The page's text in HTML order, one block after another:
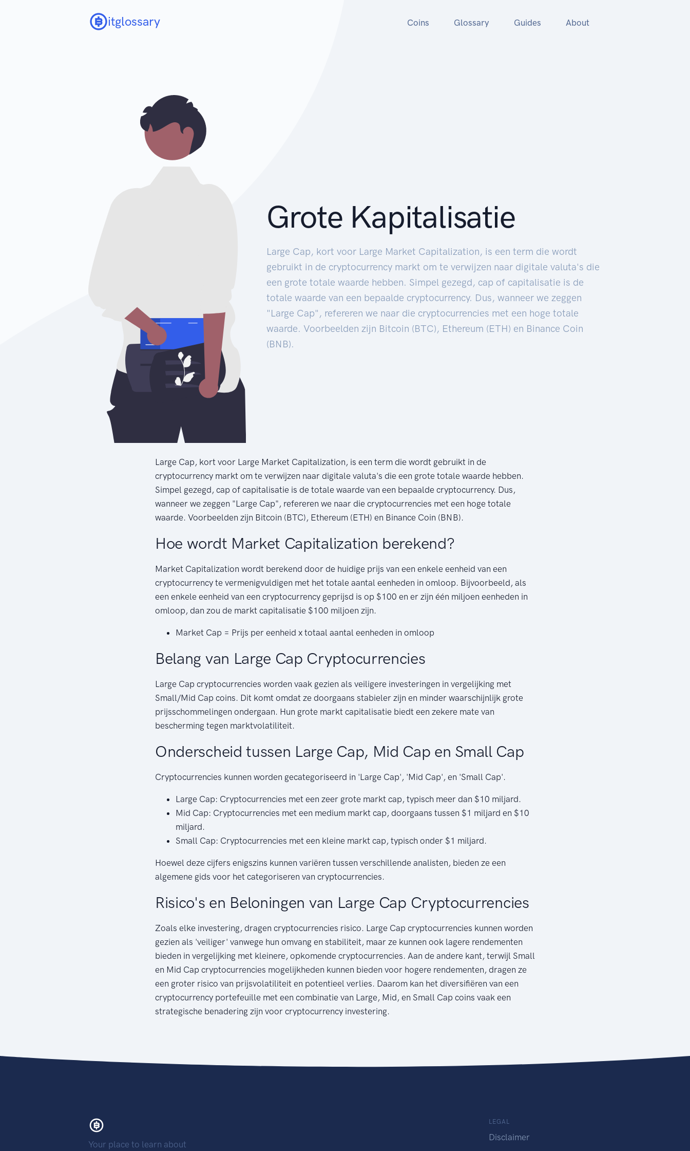
itglossary Coins Glossary Guides About
Grote Kapitalisatie
Large Cap, kort voor Large Market Capitalization, is een term die wordt
gebruikt in de cryptocurrency markt om te verwijzen naar digitale valuta's die
een grote totale waarde hebben. Simpel gezegd, cap of capitalisatie is de
totale waarde van een bepaalde cryptocurrency. Dus, wanneer we zeggen
"Large Cap", refereren we naar die cryptocurrencies met een hoge totale
waarde. Voorbeelden zijn Bitcoin (BTC), Ethereum (ETH) en Binance Coin
(BNB).
Large Cap, kort voor Large Market Capitalization, is een term die wordt gebruikt in de
cryptocurrency markt om te verwijzen naar digitale valuta's die een grote totale waarde hebben.
Simpel gezegd, cap of capitalisatie is de totale waarde van een bepaalde cryptocurrency. Dus,
wanneer we zeggen "Large Cap", refereren we naar die cryptocurrencies met een hoge totale
waarde. Voorbeelden zijn Bitcoin (BTC), Ethereum (ETH) en Binance Coin (BNB).
Hoe wordt Market Capitalization berekend?
Market Capitalization wordt berekend door de huidige prijs van een enkele eenheid van een
cryptocurrency te vermenigvuldigen met het totale aantal eenheden in omloop. Bijvoorbeeld, als
een enkele eenheid van een cryptocurrency geprijsd is op $100 en er zijn één miljoen eenheden in
omloop, dan zou de markt capitalisatie $100 miljoen zijn.
Market Cap = Prijs per eenheid x totaal aantal eenheden in omloop
Belang van Large Cap Cryptocurrencies
Large Cap cryptocurrencies worden vaak gezien als veiligere investeringen in vergelijking met
Small/Mid Cap coins. Dit komt omdat ze doorgaans stabieler zijn en minder waarschijnlijk grote
prijsschommelingen ondergaan. Hun grote markt capitalisatie biedt een zekere mate van
bescherming tegen marktvolatiliteit.
Onderscheid tussen Large Cap, Mid Cap en Small Cap
Cryptocurrencies kunnen worden gecategoriseerd in 'Large Cap', 'Mid Cap', en 'Small Cap'.
Large Cap: Cryptocurrencies met een zeer grote markt cap, typisch meer dan $10 miljard.
Mid Cap: Cryptocurrencies met een medium markt cap, doorgaans tussen $1 miljard en $10
miljard.
Small Cap: Cryptocurrencies met een kleine markt cap, typisch onder $1 miljard.
Hoewel deze cijfers enigszins kunnen variëren tussen verschillende analisten, bieden ze een
algemene gids voor het categoriseren van cryptocurrencies.
Risico's en Beloningen van Large Cap Cryptocurrencies
Zoals elke investering, dragen cryptocurrencies risico. Large Cap cryptocurrencies kunnen worden
gezien als 'veiliger' vanwege hun omvang en stabiliteit, maar ze kunnen ook lagere rendementen
bieden in vergelijking met kleinere, opkomende cryptocurrencies. Aan de andere kant, terwijl Small
en Mid Cap cryptocurrencies mogelijkheden kunnen bieden voor hogere rendementen, dragen ze
een groter risico van prijsvolatiliteit en potentieel verlies. Daarom kan het diversifiëren van een
cryptocurrency portefeuille met een combinatie van Large, Mid, en Small Cap coins vaak een
strategische benadering zijn voor cryptocurrency investering.
Your place to learn about
LEGAL
Disclaimer